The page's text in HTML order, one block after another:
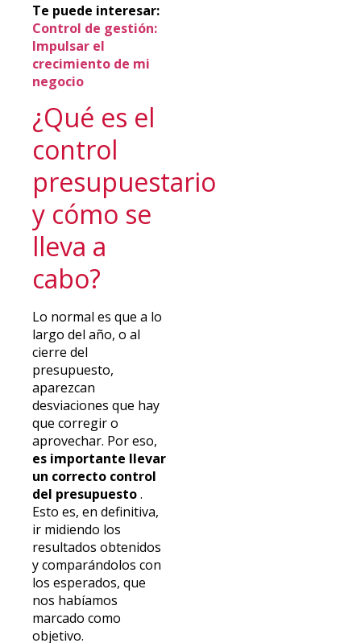
Te puede interesar:
Control de gestión:
Impulsar el
crecimiento de mi
negocio
¿Qué es el
control
presupuestario
y cómo se
lleva a
cabo?
Lo normal es que a lo
largo del año, o al
cierre del
presupuesto,
aparezcan
desviaciones que hay
que corregir o
aprovechar. Por eso,
es importante llevar
un correcto control
del presupuesto.
Esto es, en definitiva,
ir midiendo los
resultados obtenidos
y comparándolos con
los esperados, que
nos habíamos
marcado como
objetivo.